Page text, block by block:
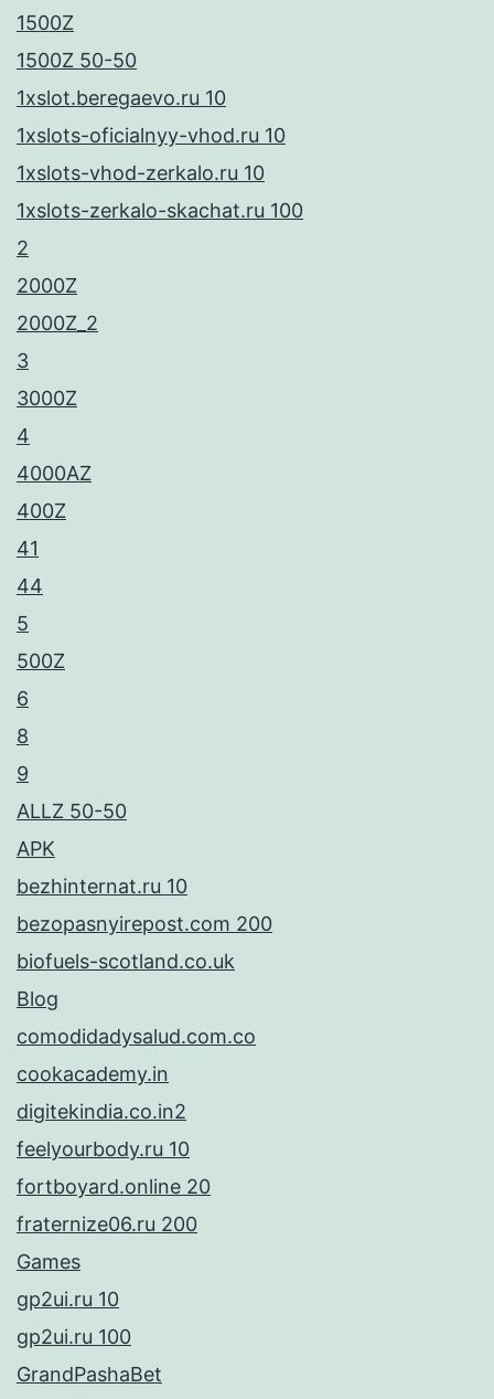
1500Z
1500Z 50-50
1xslot.beregaevo.ru 10
1xslots-oficialnyy-vhod.ru 10
1xslots-vhod-zerkalo.ru 10
1xslots-zerkalo-skachat.ru 100
2
2000Z
2000Z_2
3
3000Z
4
4000AZ
400Z
41
44
5
500Z
6
8
9
ALLZ 50-50
APK
bezhinternat.ru 10
bezopasnyirepost.com 200
biofuels-scotland.co.uk
Blog
comodidadysalud.com.co
cookacademy.in
digitekindia.co.in2
feelyourbody.ru 10
fortboyard.online 20
fraternize06.ru 200
Games
gp2ui.ru 10
gp2ui.ru 100
GrandPashaBet